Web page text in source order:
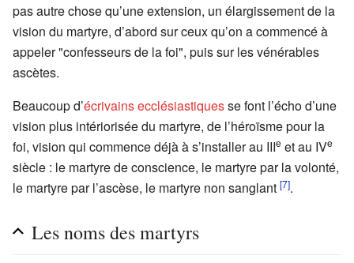
pas autre chose qu’une extension, un élargissement de la
vision du martyre, d’abord sur ceux qu’on a commencé à
appeler "confesseurs de la foi", puis sur les vénérables
ascètes.
Beaucoup d’écrivains ecclésiastiquesse font l’écho d’une
vision plus intériorisée du martyre, de l’héroïsme pour la
foi, vision qui commence déjà à s’installer au IIIe et au IVe
siècle : le martyre de conscience, le martyre par la volonté,
le martyre par l’ascèse, le martyre non sanglant [7].
Les noms des martyrs